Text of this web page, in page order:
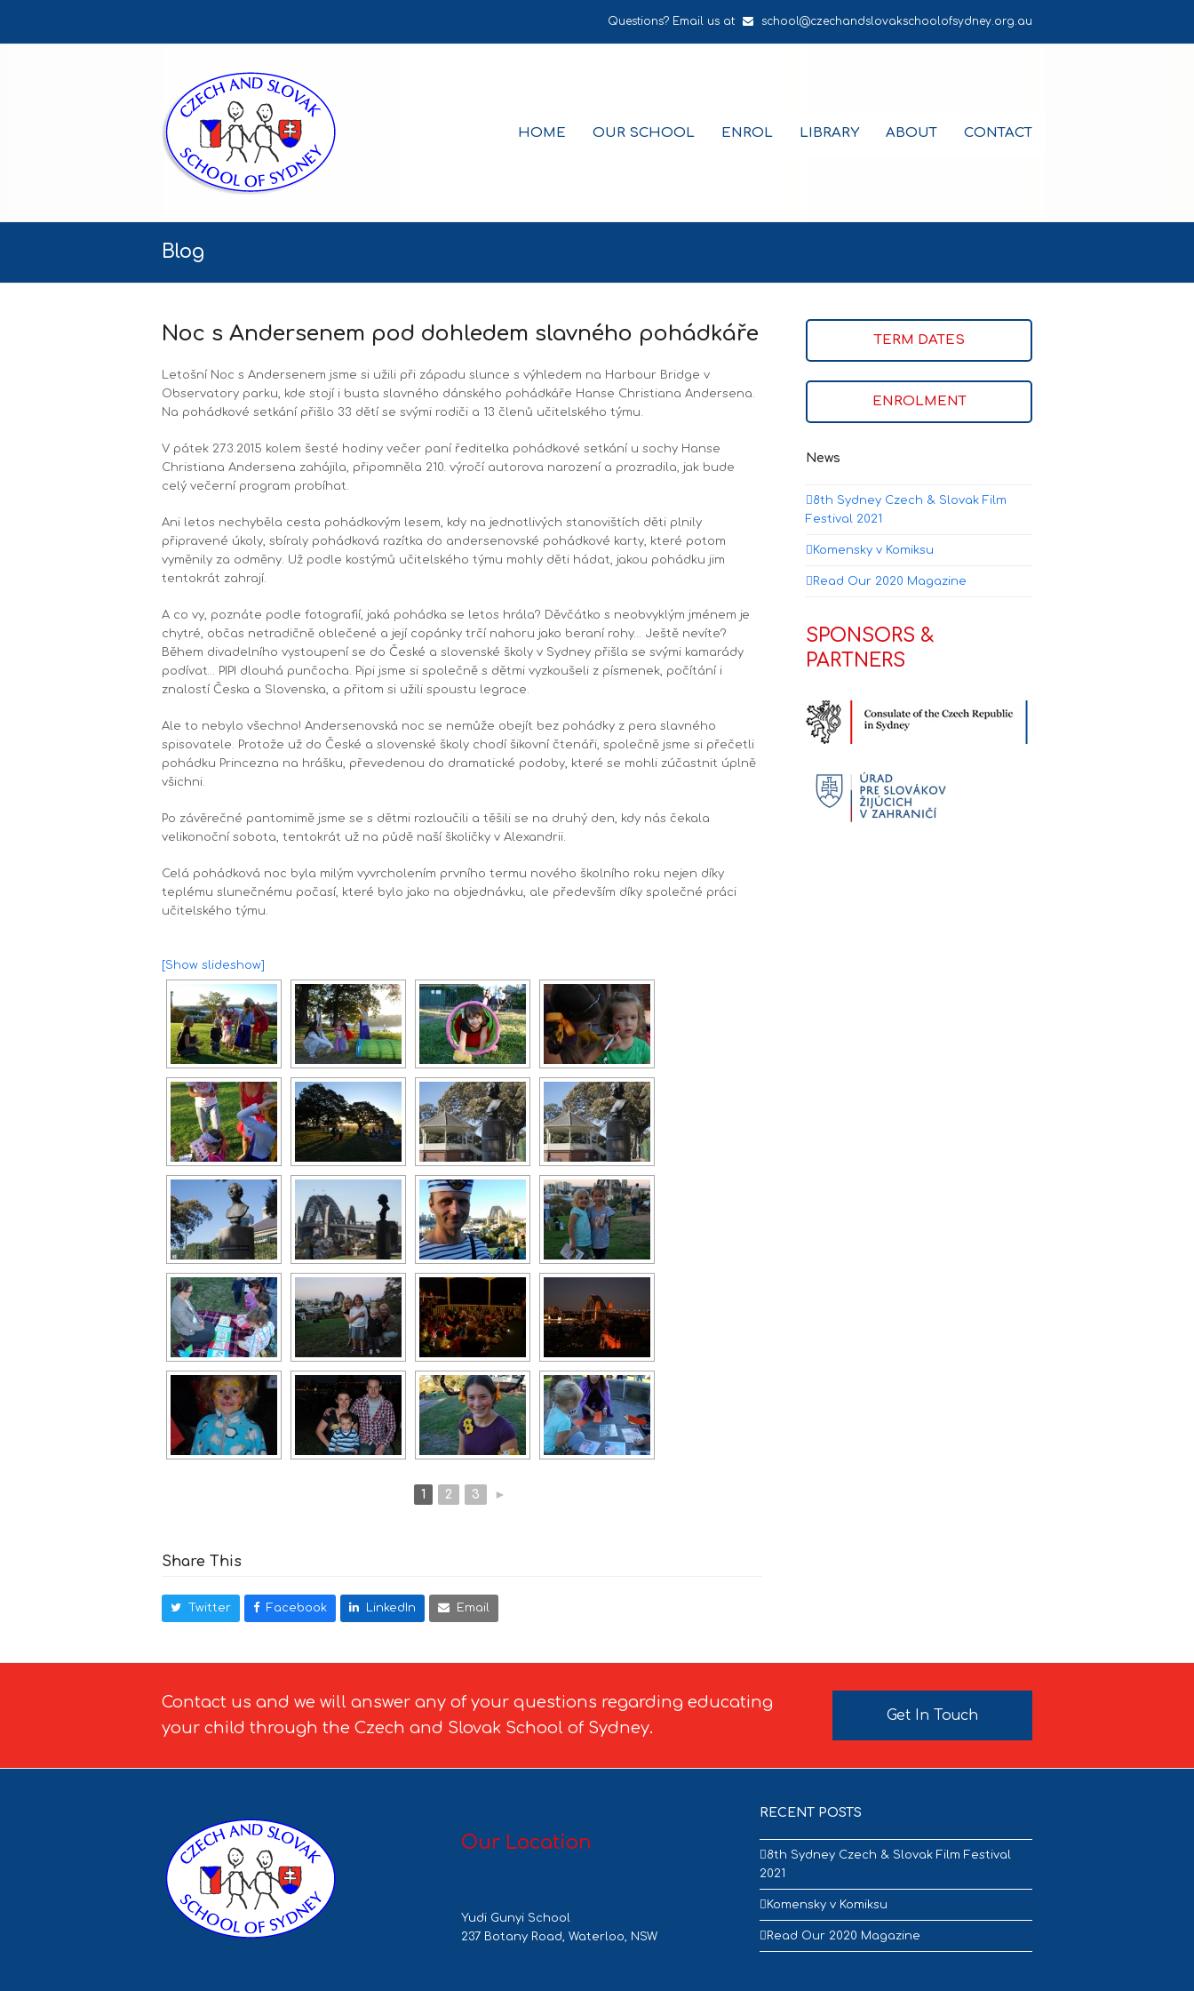
Questions? Email us at school@czechandslovakschoolofsydney.org.au
HOME OUR SCHOOL ENROL LIBRARY ABOUT CONTACT
Blog
Noc s Andersenem pod dohledem slavného pohádkáře
Letošní Noc s Andersenem jsme si užili při západu slunce s výhledem na Harbour Bridge v
Observatory parku, kde stojí i busta slavného dánského pohádkáře Hanse Christiana Andersena.
Na pohádkové setkání přišlo 33 dětí se svými rodiči a 13 členů učitelského týmu.
V pátek 27.3.2015 kolem šesté hodiny večer paní ředitelka pohádkové setkání u sochy Hanse
Christiana Andersena zahájila, připomněla 210. výročí autorova narození a prozradila, jak bude
celý večerní program probíhat.
Ani letos nechyběla cesta pohádkovým lesem, kdy na jednotlivých stanovištích děti plnily
připravené úkoly, sbíraly pohádková razítka do andersenovské pohádkové karty, které potom
vyměnily za odměny. Už podle kostýmů učitelského týmu mohly děti hádat, jakou pohádku jim
tentokrát zahrají.
A co vy, poznáte podle fotografií, jaká pohádka se letos hrála? Děvčátko s neobvyklým jménem je
chytré, občas netradičně oblečené a její copánky trčí nahoru jako beraní rohy… Ještě nevíte?
Během divadelního vystoupení se do České a slovenské školy v Sydney přišla se svými kamarády
podívat… PIPI dlouhá punčocha. Pipi jsme si společně s dětmi vyzkoušeli z písmenek, počítání i
znalostí Česka a Slovenska, a přitom si užili spoustu legrace.
Ale to nebylo všechno! Andersenovská noc se nemůže obejít bez pohádky z pera slavného
spisovatele. Protože už do České a slovenské školy chodí šikovní čtenáři, společně jsme si přečetli
pohádku Princezna na hrášku, převedenou do dramatické podoby, které se mohli zúčastnit úplně
všichni.
Po závěrečné pantomimě jsme se s dětmi rozloučili a těšili se na druhý den, kdy nás čekala
velikonoční sobota, tentokrát už na půdě naší školičky v Alexandrii.
Celá pohádková noc byla milým vyvrcholením prvního termu nového školního roku nejen díky
teplému slunečnému počasí, které bylo jako na objednávku, ale především díky společné práci
učitelského týmu.
[Show slideshow]
1 2 3 ►
Share This
Twitter Facebook LinkedIn Email
TERM DATES
ENROLMENT
News
8th Sydney Czech & Slovak Film
Festival 2021
Komensky v Komiksu
Read Our 2020 Magazine
SPONSORS &
PARTNERS
Contact us and we will answer any of your questions regarding educating
your child through the Czech and Slovak School of Sydney.
Get In Touch
Our Location
Yudi Gunyi School
237 Botany Road, Waterloo, NSW
RECENT POSTS
8th Sydney Czech & Slovak Film Festival
2021
Komensky v Komiksu
Read Our 2020 Magazine